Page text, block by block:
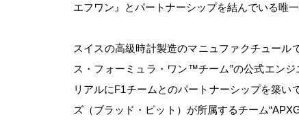
エフワン』とパートナーシップを結んでいる唯
スイスの高級時計製造のマニュファクチュール
ス・フォーミュラ・ワン™チーム”の公式エンジ
リアルにF1チームとのパートナーシップを築
ズ（ブラッド・ピット）が所属するチーム